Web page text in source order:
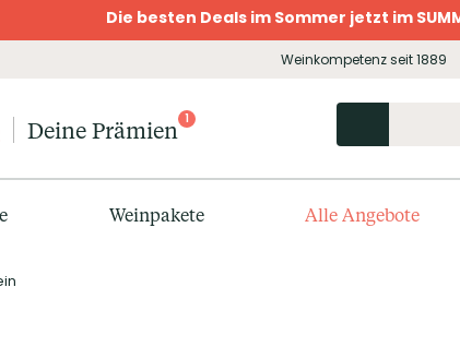
Die besten Deals im Sommer jetzt im
Weinkompetenz seit 1889
Deine Prämien 1
Weinpakete Alle Angebote